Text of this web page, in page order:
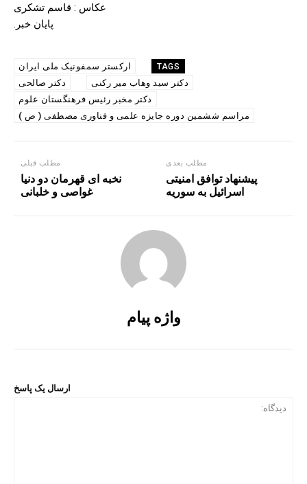
عکاس : قاسم تشکری
پایان خبر.
TAGS
ارکستر سمفونیک ملی ایران
دکتر سید وهاب میر رکنی
دکتر صالحی
دکتر مخبر رئیس فرهنگستان علوم
مراسم ششمین دوره جایزه علمی و فناوری مصطفی ( ص )
مطلب قبلی
نخبه ای قهرمان دو دنیا
غواصی و خلبانی
مطلب بعدی
پیشنهاد توافق امنیتی
اسرائیل به سوریه
واژه پیام
ارسال یک پاسخ